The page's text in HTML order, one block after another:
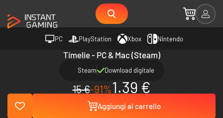
PC PlayStation Xbox Nintendo
Timelie - PC & Mac (Steam)
Steam Download digitale
15 €-91%1.39 €
Aggiungi al carrello